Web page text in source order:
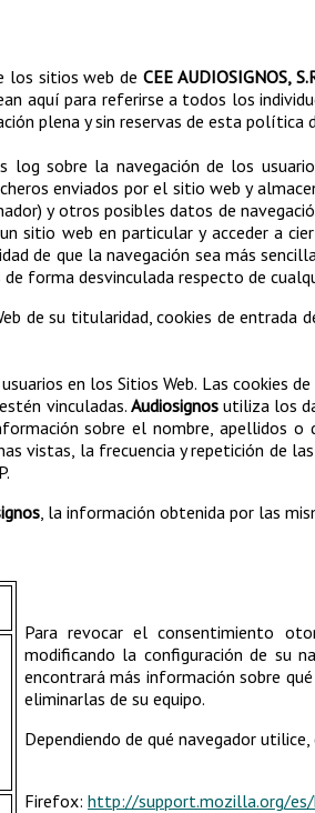
los sitios web deCEE AUDIOSIGNOS,
aquí para referirse a todos los
plena y sin reservas de esta política
sobre la navegación de los
enviados por el sitio web y
y otros posibles datos de
web en particular y acceder a
de que la navegación sea más
forma desvinculada respecto de
de su titularidad, cookies de entrada
en los Sitios Web. Las cookies
vinculadas. Audiosignosutiliza los
sobre el nombre, apellidos
vistas, la frecuencia y repetición de
, la información obtenida por las
Para revocar el consentimiento
modificando la configuración de su
encontrará más información sobre
eliminarlas de su equipo.
Dependiendo de qué navegador
Firefox: http://support.mozilla.org/